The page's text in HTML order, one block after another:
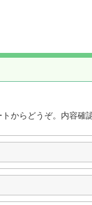
からどうぞ。内容確